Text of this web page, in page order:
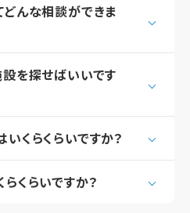
んな相談ができま
を探せばいいです
くらくらいですか？
くらいですか？